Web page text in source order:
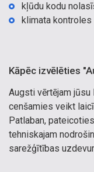
kļūdu kodu
klimata
Kāpēc izvēlēties
Augsti vērtējam jūsu
cenšamies veikt
Patlaban,
tehniskajam
sarežģītības